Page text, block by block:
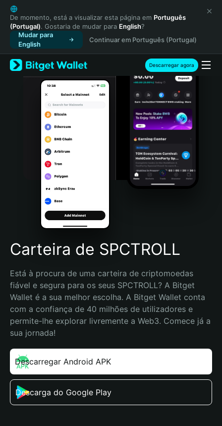
English
日本語
Tiếng Việt
Русский
Español (Latinoamérica)
Türkçe
Italiano
Português (Portugal)
Bahasa Indonesia
Português (Brasil)
Español (Argentina)
De momento, está a visualizar esta página em Português
(Portugal). Gostaria de mudar para English?
Mudar para
English
Continuar em Português (Portugal)
Descarregar agora
Carteira de SPCTROLL
Está à procura de uma carteira de criptomoedas
fiável e segura para os seus SPCTROLL? A Bitget
Wallet é a sua melhor escolha. A Bitget Wallet conta
com a confiança de 40 milhões de utilizadores e
permite-lhe explorar livremente a Web3. Comece já a
sua jornada!
Descarregar Android APK
Descarga do Google Play